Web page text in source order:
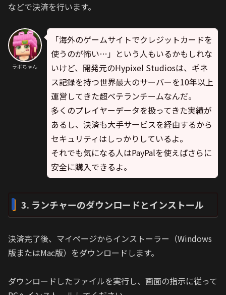
などで決済を行います。
ラボちゃん
「海外のゲームサイトでクレジットカードを
使うのが怖い…」という人もいるかもしれな
いけど、開発元のHypixel Studiosは、ギネ
ス記録を持つ世界最大のサーバーを10年以上
運営してきた超ベテランチームなんだ。
多くのプレイヤーデータを扱ってきた実績が
あるし、決済も大手サービスを経由するから
セキュリティはしっかりしているよ。
それでも気になる人はPayPalを使えばさらに
安全に購入できるよ。
3. ランチャーのダウンロードとインストール
決済完了後、マイページからインストーラー（Windows
版またはMac版）をダウンロードします。
ダウンロードしたファイルを実行し、画面の指示に従って